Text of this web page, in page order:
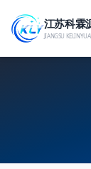
江苏科霖
JIANGSU